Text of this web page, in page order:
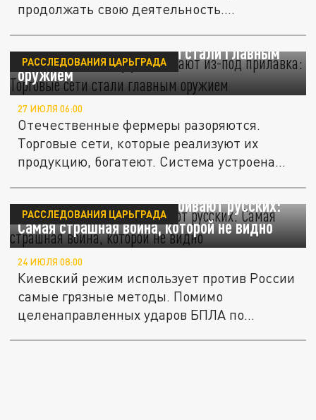
продолжать свою деятельность....
Русскую экономику уничтожают "из-под
прилавка": Торговые сети стали главным
оружием
РАССЛЕДОВАНИЯ ЦАРЬГРАДА
27 ИЮЛЯ 06:00
Отечественные фермеры разоряются.
Торговые сети, которые реализуют их
продукцию, богатеют. Система устроена...
"Молдавские яблочки" убивают русских:
Самая страшная война, которой не видно
РАССЛЕДОВАНИЯ ЦАРЬГРАДА
24 ИЮЛЯ 08:00
Киевский режим использует против России
самые грязные методы. Помимо
целенаправленных ударов БПЛА по